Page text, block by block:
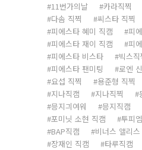
11번가의날
카라직찍
다솜 직찍
씨스타 직찍
피에스타 혜미 직캠
피
피에스타 재이 직캠
피
피에스타 비스타
빅스직
피에스타 팬미팅
로엔
요섭 직찍
용준형 직찍
지나직캠
지나직찍
믕지긔여워
믕지직캠
포미닛 소현 직캠
투피
BAP직캠
비너스 앨리
장재인 직캠
타루직캠